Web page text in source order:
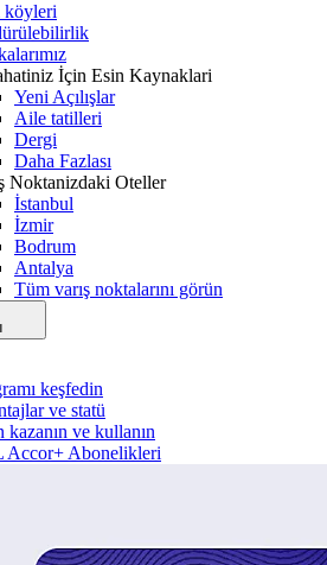
köyleri
İçin Esin Kaynaklari
Yeni Açılışlar
Aile tatilleri
Dergi
Daha Fazlası
Noktanizdaki Oteller
İstanbul
İzmir
Bodrum
Antalya
Tüm varış noktalarını görün
keşfedin
ve statü
kazanın ve kullanın
Accor+ Abonelikleri